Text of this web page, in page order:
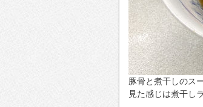
豚骨と煮干しのス
見た感じは煮干し